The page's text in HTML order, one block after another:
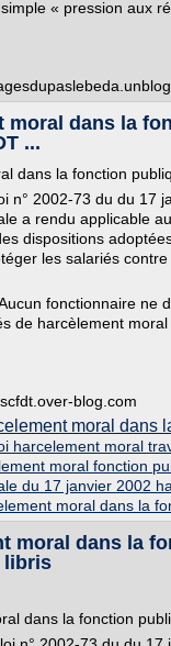
« pression aux
moral dans la
...
dans la fonction
n° 2002-73 du du 17
a rendu applicable
dispositions
les salariés
fonctionnaire ne
de harcèlement moral
blog.com
moral dans
harcelement moral
moral fonction
du 17 janvier 2002
moral dans la
moral dans la
libris
dans la fonction